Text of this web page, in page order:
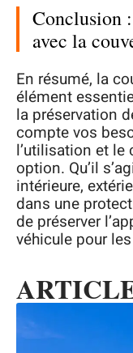
Conclusion
avec la
En résumé, la
élément
la préservation
compte vos
l’utilisation et
option. Qu’il
intérieure,
dans une
de préserver
véhicule pour